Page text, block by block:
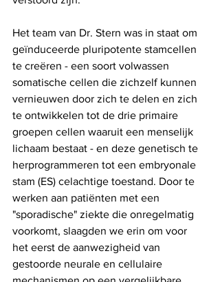
Het team van Dr. Stern was in staat om
geïnduceerde pluripotente stamcellen
te creëren - een soort volwassen
somatische cellen die zichzelf kunnen
vernieuwen door zich te delen en zich
te ontwikkelen tot de drie primaire
groepen cellen waaruit een menselijk
lichaam bestaat - en deze genetisch te
herprogrammeren tot een embryonale
stam (ES) celachtige toestand. Door te
werken aan patiënten met een
"sporadische" ziekte die onregelmatig
voorkomt, slaagden we erin om voor
het eerst de aanwezigheid van
gestoorde neurale en cellulaire